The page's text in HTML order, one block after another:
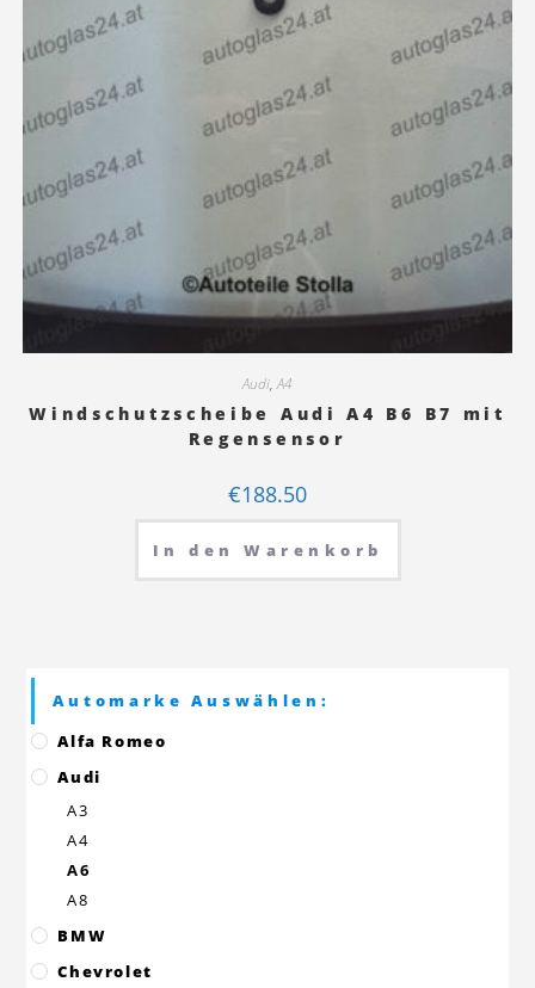
Audi,A4
Windschutzscheibe Audi A4 B6 B7 mit
Regensensor
€188.50
In den Warenkorb
Automarke Auswählen:
Alfa Romeo
Audi
A3
A4
A6
A8
BMW
Chevrolet